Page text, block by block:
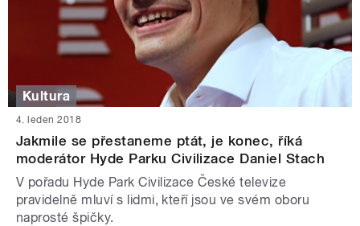
Kultura
4. leden 2018
Jakmile se přestaneme ptát, je konec, říká
moderátor Hyde Parku Civilizace Daniel Stach
V pořadu Hyde Park Civilizace České televize
pravidelně mluví s lidmi, kteří jsou ve svém oboru
naprosté špičky.